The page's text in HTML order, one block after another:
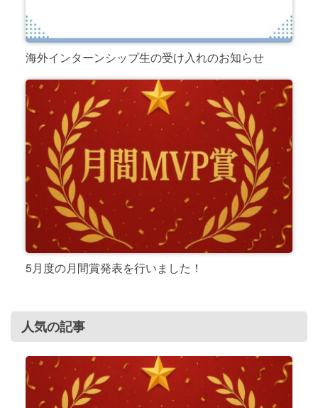
海外インターンシップ生の受け入れのお知らせ
5月度の月間賞発表を行いました！
人気の記事